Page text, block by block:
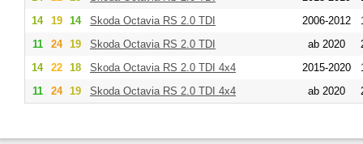
14
19 14 Skoda Octavia RS 2.0 TDI 2006-2012
11
24 19 Skoda Octavia RS 2.0 TDI ab 2020
14
22 18 Skoda Octavia RS 2.0 TDI 4x4 2015-2020
11
24 19 Skoda Octavia RS 2.0 TDI 4x4 ab 2020